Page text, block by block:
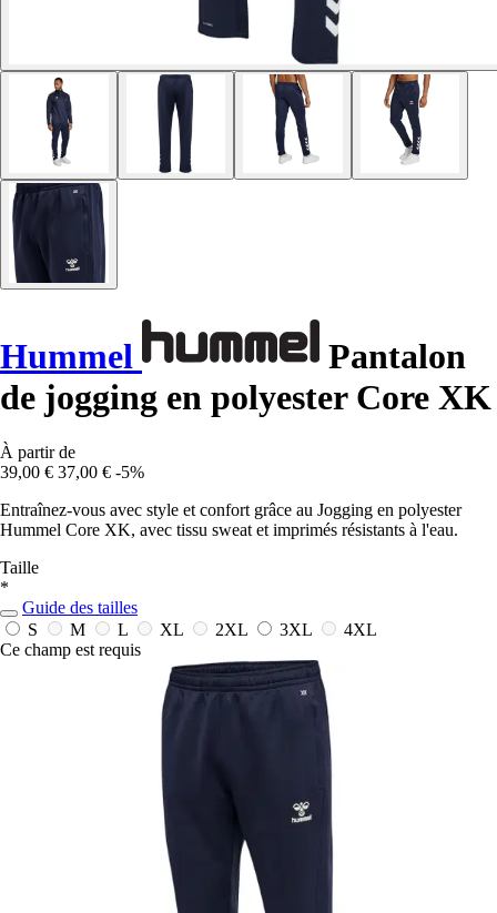
Hummel
Pantalon
de jogging en polyester Core XK
À partir de
39,00 € 37,00 € -5%
Entraînez-vous avec style et confort grâce au Jogging en polyester
Hummel Core XK, avec tissu sweat et imprimés résistants à l'eau.
Taille
*
Guide des tailles
S
M L XL 2XL 3XL
4XL
Ce champ est requis